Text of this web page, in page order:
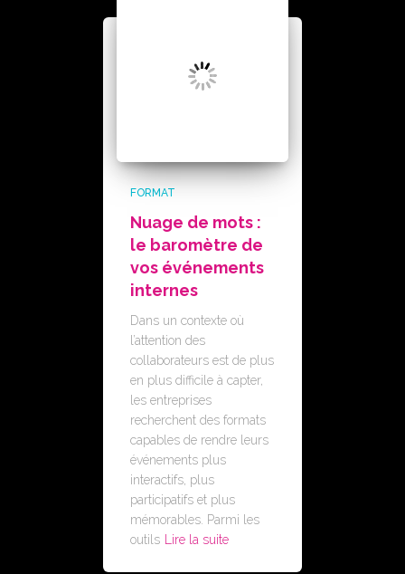
FORMAT
Nuage de mots :
le baromètre de
vos événements
internes
Dans un contexte où
l’attention des
collaborateurs est de plus
en plus difficile à capter,
les entreprises
recherchent des formats
capables de rendre leurs
événements plus
interactifs, plus
participatifs et plus
mémorables. Parmi les
outils
Lire la suite